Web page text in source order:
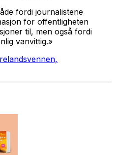
fordi journalistene
for offentligheten
til, men også fordi
vanvittig.»